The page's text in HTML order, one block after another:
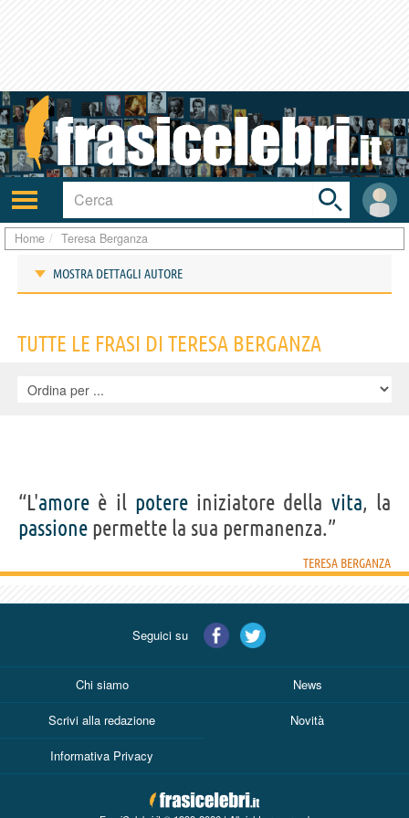
Attiva/disattiva
navigazione
User
area
Toggle
search
bar
Home Teresa Berganza
MOSTRA DETTAGLI AUTORE
IDENTIKIT E DATI ANAGRAFICI
Nome
Cognome Berganza
Nazionalità spagnola
Frasi, citazioni e aforismi di Teresa Berganza
“L'amore è il potere iniziatore della vita, la
passione permette la sua permanenza.”
TUTTE LE FRASI DI TERESA BERGANZA
“L'amore è il potereiniziatore della vita, la
passione permette la sua permanenza.”
TERESA BERGANZA
Seguici su
Chi siamo News
Scrivi alla redazione Novità
Informativa Privacy